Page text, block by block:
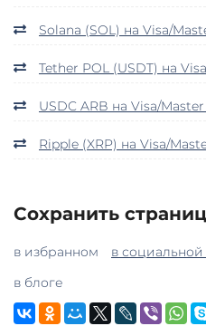
Solana (SOL) на Visa/
Tether POL (USDT) на
USDC ARB на Visa/
Ripple (XRP) на Visa/
Сохранить
в избранном в социальной
в блоге